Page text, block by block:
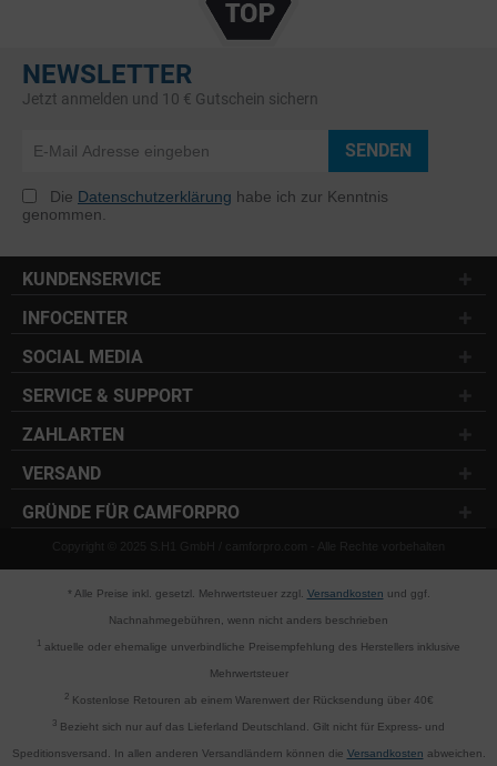
NEWSLETTER
Jetzt anmelden und 10 € Gutschein sichern
SENDEN
Die Datenschutzerklärung habe ich zur Kenntnis
genommen.
KUNDENSERVICE
INFOCENTER
SOCIAL MEDIA
SERVICE & SUPPORT
ZAHLARTEN
VERSAND
GRÜNDE FÜR CAMFORPRO
Copyright © 2025 S.H1 GmbH / camforpro.com - Alle Rechte vorbehalten
* Alle Preise inkl. gesetzl. Mehrwertsteuer zzgl. Versandkosten und ggf.
Nachnahmegebühren, wenn nicht anders beschrieben
aktuelle oder ehemalige unverbindliche Preisempfehlung des Herstellers inklusive
Mehrwertsteuer
2Kostenlose Retouren ab einem Warenwert der Rücksendung über 40€
3 Bezieht sich nur auf das Lieferland Deutschland. Gilt nicht für Express- und
Speditionsversand. In allen anderen Versandländern können die Versandkosten abweichen.